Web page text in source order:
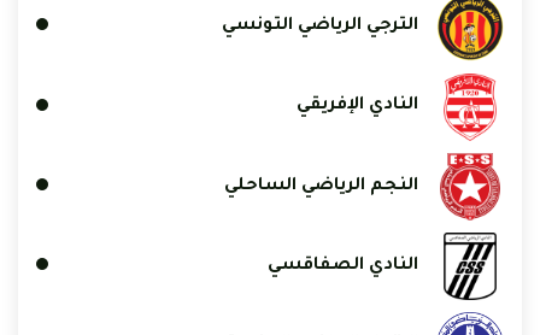
الترجي الرياضي التونسي
النادي الإفريقي
النجم الرياضي الساحلي
النادي الصفاقسي